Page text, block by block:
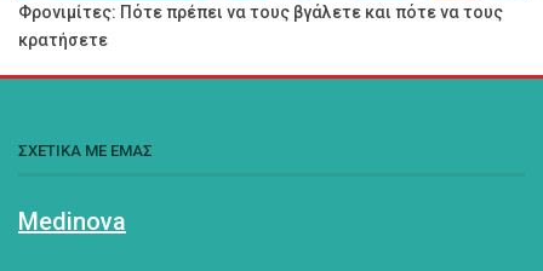
Φρονιμίτες: Πότε πρέπει να τους βγάλετε και πότε να τους
κρατήσετε
ΣΧΕΤΙΚΑ ΜΕ ΕΜΑΣ
Medinova